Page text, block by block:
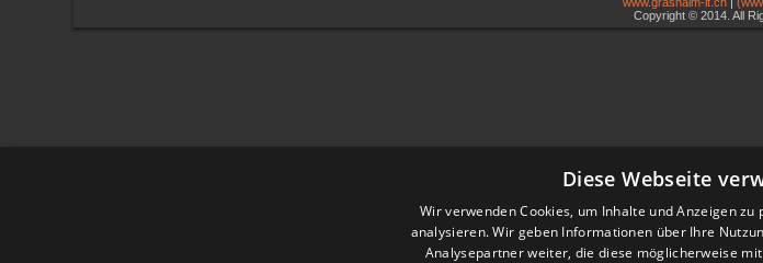
Copyright © 2014. All
Diese Webseite
Wir verwenden Cookies, um Inhalte und Anzeigen
analysieren. Wir geben Informationen über Ihre
Analysepartner weiter, die diese möglicherweise